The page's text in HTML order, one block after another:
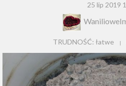
25 lip 2019
TRUDNOŚĆ: łatwe